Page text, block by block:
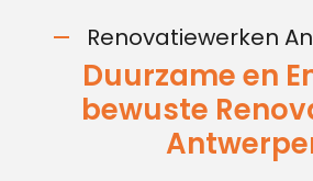
Renovatiewerken
Duurzame en
bewuste